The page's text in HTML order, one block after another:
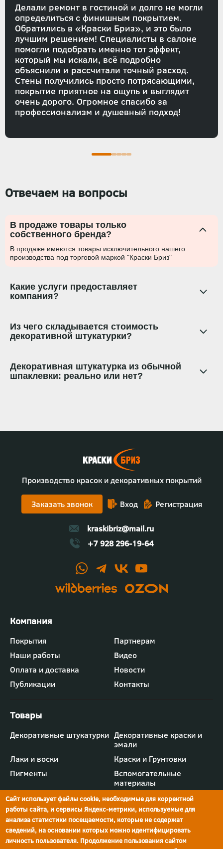
Делали ремонт в гостиной и долго не могли
определиться с финишным покрытием.
Обратились в «Краски Бриз», и это было
лучшим решением! Специалисты в салоне
помогли подобрать именно тот эффект,
который мы искали, всё подробно
объяснили и рассчитали точный расход.
Стены получились просто потрясающими,
покрытие приятное на ощупь и выглядит
очень дорого. Огромное спасибо за
профессионализм и душевный подход!
Отвечаем на вопросы
В продаже товары только
собственного бренда?
В продаже имеются товары исключительного нашего
производства под торговой маркой "Краски Бриз"
Какие услуги предоставляет
компания?
Из чего складывается стоимость
декоративной штукатурки?
Декоративная штукатурка из обычной
шпаклевки: реально или нет?
Производство красок и декоративных покрытий
Заказать звонок Вход Регистрация
kraskibriz@mail.ru
+7 928 296-19-64
г.Ростов-на-Дону,
ул.Мечникова, д.134
просп. Шолохова, 211/4,
Ростов-на-Дону
Футер
-
меню
"Компания"
Покрытия
Партнерам
Наши работы
Видео
Оплата и доставка
Новости
Публикации
Контакты
Футер
-
меню
"Товары"
Декоративные штукатурки Декоративные краски и
эмали
Лаки и воски
Краски и Грунтовки
Пигменты
Вспомогательные
материалы
Сайт использует файлы cookie, необходимые для корректной
работы сайта, и сервисы Яндекс-метрики, используемые для
анализа статистики посещаемости, которые не содержат
сведений, на основании которых можно идентифицировать
личность пользователя. Продолжение пользования сайтом